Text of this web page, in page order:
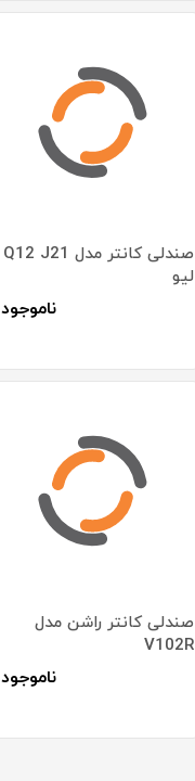
صندلی کانتر مدل Q12 J21
لیو
ناموجود
صندلی کانتر راشن مدل
V102R
ناموجود